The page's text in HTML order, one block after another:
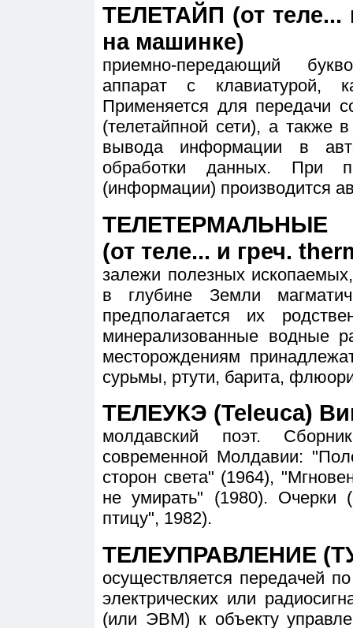
ТЕЛЕТАЙП (от теле...
на машинке)
приемно-передающий
аппарат с
Применяется для передачи
(телетайпной сети), а также
вывода информации в
обработки данных. При
(информации) производится
(от теле... и греч.
залежи полезных
в глубине Земли
предполагается их
минерализованные водные
месторождениям
сурьмы, ртути, барита,
ТЕЛЕУКЭ (Teleuca)
молдавский поэт.
современной Молдавии:
сторон света" (1964),
не умирать" (1980). Очерки
птицу", 1982).
ТЕЛЕУПРАВЛЕНИЕ
осуществляется передачей
электрических или
(или ЭВМ) к объекту